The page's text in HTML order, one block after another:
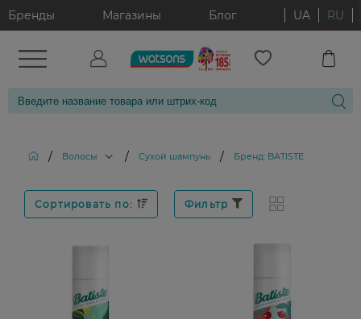
Бренды Магазины Блог UA RU
/ Волосы / Сухой шампунь / Бренд: BATISTE
Сортировать по: Фильтр